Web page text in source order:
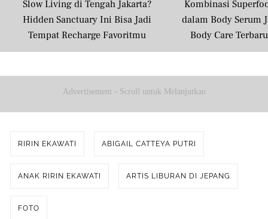
Slow Living di Tengah Jakarta?
Hidden Sanctuary Ini Bisa Jadi
Tempat Recharge Favoritmu
Kombinasi
dalam Body Serum
Body Care
Masyarakat
Advertisement - Scroll untuk Melanjutkan
RIRIN EKAWATI ABIGAIL CATTEYA PUTRI
ANAK RIRIN EKAWATI ARTIS LIBURAN DI JEPANG
FOTO